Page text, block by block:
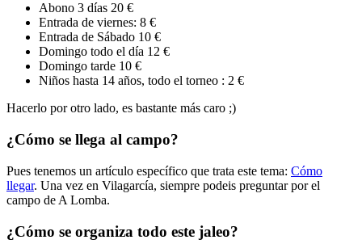
Abono 3 días 20 €
Entrada de viernes: 8 €
Entrada de Sábado 10 €
Domingo todo el día 12 €
Domingo tarde 10 €
Niños hasta 14 años, todo el torneo : 2 €
Hacerlo por otro lado, es bastante más caro ;)
¿Cómo se llega al campo?
Pues tenemos un artículo específico que trata este tema: Cómo
llegar. Una vez en Vilagarcía, siempre podeis preguntar por el
campo de A Lomba.
¿Cómo se organiza todo este jaleo?